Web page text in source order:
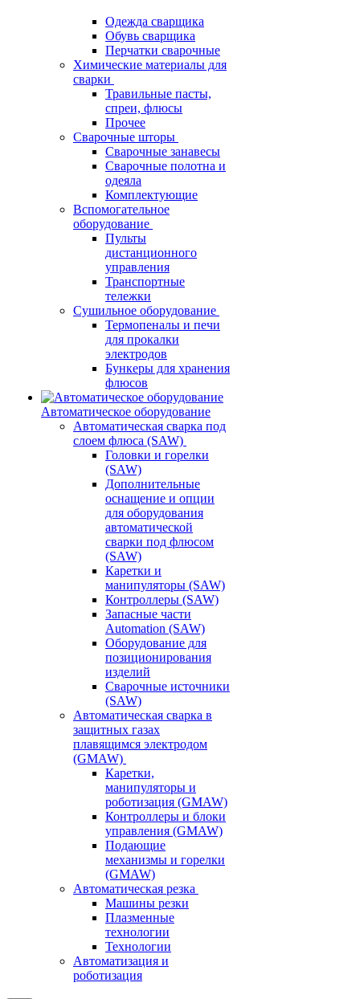
Одежда сварщика
Обувь сварщика
Перчатки сварочные
Химические материалы для
сварки
Травильные пасты,
спреи, флюсы
Прочее
Сварочные шторы
Сварочные занавесы
Сварочные полотна и
одеяла
Комплектующие
Вспомогательное
оборудование
Пульты
дистанционного
управления
Транспортные
тележки
Сушильное оборудование
Термопеналы и печи
для прокалки
электродов
Бункеры для хранения
флюсов
Автоматическое оборудование
Автоматическая сварка под
слоем флюса (SAW)
Головки и горелки
(SAW)
Дополнительные
оснащение и опции
для оборудования
автоматической
сварки под флюсом
(SAW)
Каретки и
манипуляторы (SAW)
Контроллеры (SAW)
Запасные части
Automation (SAW)
Оборудование для
позиционирования
изделий
Сварочные источники
(SAW)
Автоматическая сварка в
защитных газах
плавящимся электродом
(GMAW)
Каретки,
манипуляторы и
роботизация (GMAW)
Контроллеры и блоки
управления (GMAW)
Подающие
механизмы и горелки
(GMAW)
Автоматическая резка
Машины резки
Плазменные
технологии
Технологии
Автоматизация и
роботизация